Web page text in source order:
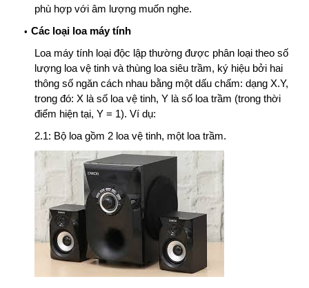
phù hợp với âm lượng muốn nghe.
Các loại loa máy tính
Loa máy tính loại độc lập thường được phân loại theo số
lượng loa vệ tinh và thùng loa siêu trầm, ký hiệu bởi hai
thông số ngăn cách nhau bằng một dấu chấm: dạng X.Y,
trong đó: X là số loa vệ tinh, Y là số loa trầm (trong thời
điểm hiện tại, Y = 1). Ví dụ:
2.1: Bộ loa gồm 2 loa vệ tinh, một loa trầm.